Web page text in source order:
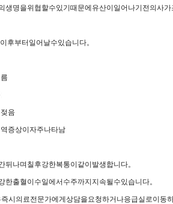
생명을위협할수있기때문에유산이일어나기전의사
후부터일어날수있습니다。
음
증상이자주나타남
뒤나며칠후강한복통이같이발생합니다。
한출혈이수일에서수주까지지속될수있습니다。
시의료전문가에게상담을요청하거나응급실로이동